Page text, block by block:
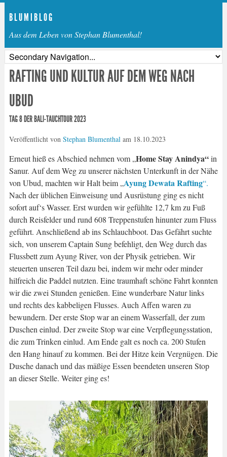
B L U M I B L O G
Aus dem Leben von Stephan Blumenthal!
RAFTING UND KULTUR AUF DEM WEG NACH
UBUD
TAG 8 DER BALI-TAUCHTOUR 2023
Veröffentlicht von Stephan Blumenthalam 18.10.2023
Erneut hieß es Abschied nehmen vom „Home Stay Anindya“in
Sanur. Auf dem Weg zu unserer nächsten Unterkunft in der Nähe
von Ubud, machten wir Halt beim „AyungDewataRafting“.
Nach der üblichen Einweisung und Ausrüstung ging es nicht
sofort auf‘s Wasser. Erst wurden wir gefühlte 12,7 km zu Fuß
durch Reisfelder und rund 608 Treppenstufen hinunter zum Fluss
geführt. Anschließend ab ins Schlauchboot. Das Gefährt suchte
sich, von unserem Captain Sung befehligt, den Weg durch das
Flussbett zum Ayung River, von der Physik getrieben. Wir
steuerten unseren Teil dazu bei, indem wir mehr oder minder
hilfreich die Paddel nutzten. Eine traumhaft schöne Fahrt konnten
wir die zwei Stunden genießen. Eine wunderbare Natur links
und rechts des kabbeligen Flusses. Auch Affen waren zu
bewundern. Der erste Stop war an einem Wasserfall, der zum
Duschen einlud. Der zweite Stop war eine Verpflegungsstation,
die zum Trinken einlud. Am Ende galt es noch ca. 200 Stufen
den Hang hinauf zu kommen. Bei der Hitze kein Vergnügen. Die
Dusche danach und das mäßige Essen beendeten unseren Stop
an dieser Stelle. Weiter ging es!